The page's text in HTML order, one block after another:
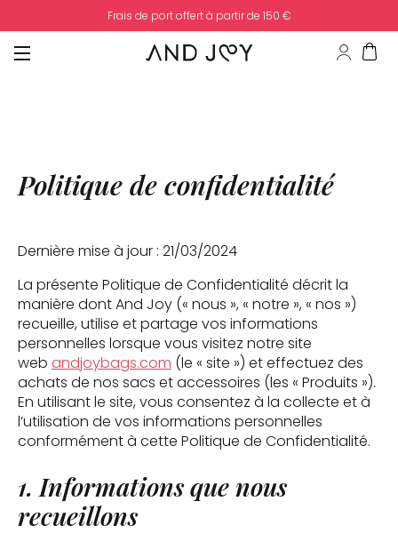
Frais de port offert à partir de 150 €
Politique de confidentialité
Dernière mise à jour : 21/03/2024
La présente Politique de Confidentialité décrit la
manière dont And Joy (« nous », « notre », « nos »)
recueille, utilise et partage vos informations
personnelles lorsque vous visitez notre site
web andjoybags.com (le « site ») et effectuez des
achats de nos sacs et accessoires (les « Produits »).
En utilisant le site, vous consentez à la collecte et à
l’utilisation de vos informations personnelles
conformément à cette Politique de Confidentialité.
1. Informations que nous
recueillons